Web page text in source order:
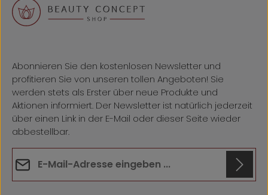
Abonnieren Sie den kostenlosen Newsletter und
profitieren Sie von unseren tollen Angeboten! Sie
werden stets als Erster über neue Produkte und
Aktionen informiert. Der Newsletter ist natürlich jederzeit
über einen Link in der E-Mail oder dieser Seite wieder
abbestellbar.